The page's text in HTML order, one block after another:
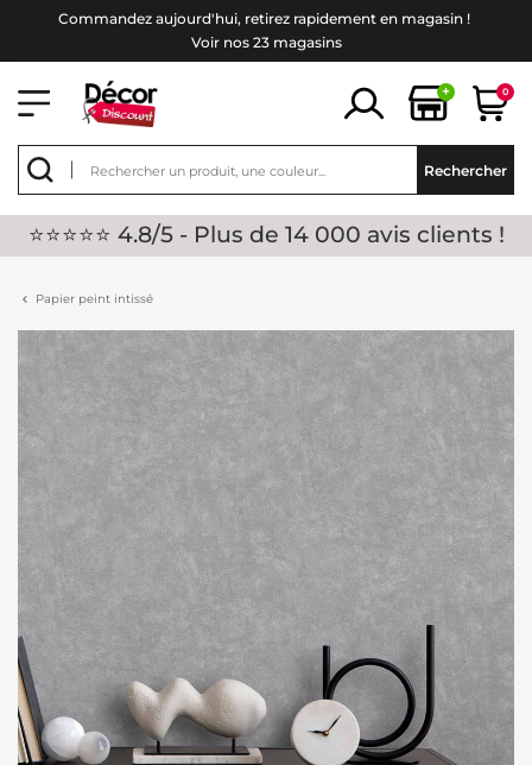
Commandez aujourd'hui, retirez rapidement en magasin !
Voir nos 23 magasins
+ 0
Rechercher
⭐⭐⭐⭐⭐ 4.8/5 - Plus de 14 000 avis clients !
Papier peint intissé